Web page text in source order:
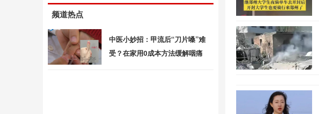
频道热点
中医小妙招：甲流后“刀片嗓”难
受？在家用0成本方法缓解咽痛